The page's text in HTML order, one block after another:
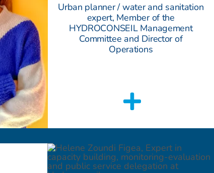
Urban planner / water and sanitation
expert, Member of the
HYDROCONSEIL Management
Committee and Director of
Operations